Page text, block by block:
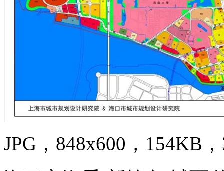
JPG，848x600，154KB